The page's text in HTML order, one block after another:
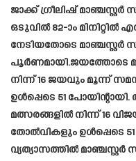
ജാക്ക് ഗ്രീലിഷ് മാഞ്ചസ്റ്റർ
ഒടുവിൽ 82-ാം
നേടിയതോടെ മാഞ്ചസ്റ്റർ
പൂർണമായി.ജയത്തോടെ
നിന്ന് 16 ജയവും മൂന്ന്
ഉൾപ്പെടെ 51
മത്സരങ്ങളിൽ നിന്ന് 16
തോൽവികളും ഉൾപ്പെടെ
വ്യത്യാസത്തിൽ മാഞ്ചസ്റ്റർ